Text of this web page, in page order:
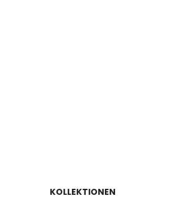
KOLLEKTIONEN